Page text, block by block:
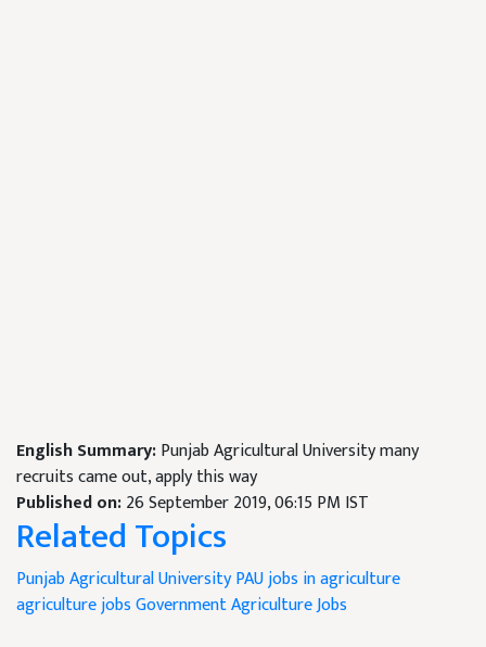
English Summary:Punjab Agricultural University many
recruits came out, apply this way
Published on:26 September 2019, 06:15 PM IST
Related Topics
Punjab Agricultural UniversityPAU jobs in agriculture
agriculture jobsGovernment Agriculture Jobs